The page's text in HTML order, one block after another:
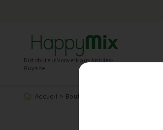
Distributeur Vorwerk aux Antilles-
Guyane
Accueil > Boutique